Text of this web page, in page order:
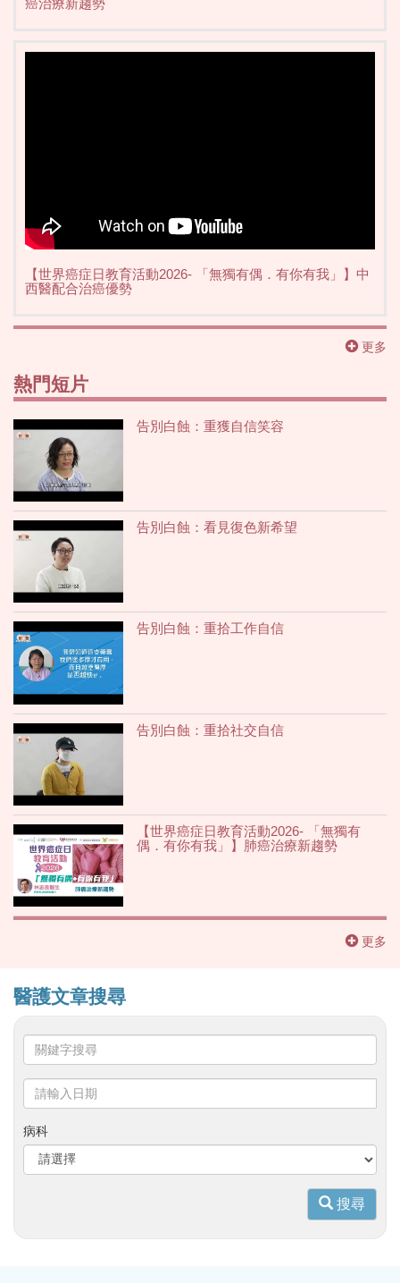
癌治療新趨勢
【世界癌症日教育活動2026- 「無獨有偶．有你有我」】中
西醫配合治癌優勢
更多
熱門短片
告別白蝕：重獲自信笑容
告別白蝕：看見復色新希望
告別白蝕：重拾工作自信
告別白蝕：重拾社交自信
【世界癌症日教育活動2026- 「無獨有
偶．有你有我」】肺癌治療新趨勢
更多
醫護文章搜尋
鍵
字
輸
入
日
病科
搜尋